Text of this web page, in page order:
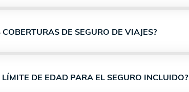
DE SEGURO DE VIAJES?
LÍMITE DE EDAD PARA EL SEGURO INCLUIDO?